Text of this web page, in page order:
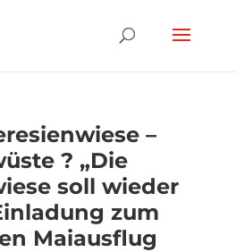
–
? „Die
soll wieder
zum
Maiausflug